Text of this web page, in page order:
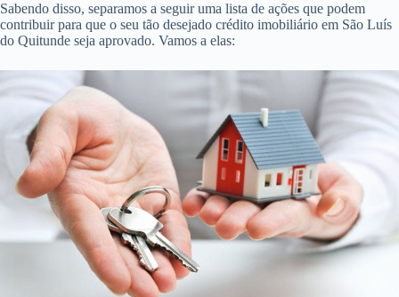
Sabendo disso, separamos a seguir uma lista de ações que podem
contribuir para que o seu tão desejado crédito imobiliário em São Luís
do Quitunde seja aprovado. Vamos a elas: